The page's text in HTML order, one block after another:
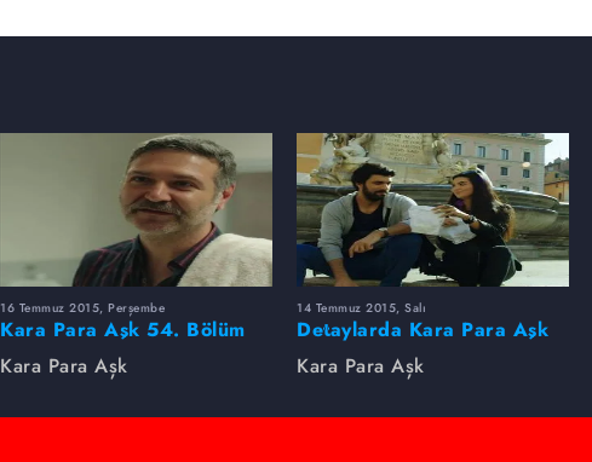
16 Temmuz 2015, Perşembe
Kara Para Aşk 54. Bölüm
Replikleri / Final
Kara Para Aşk
14 Temmuz 2015, Salı
Detaylarda Kara Para Aşk
Kara Para Aşk